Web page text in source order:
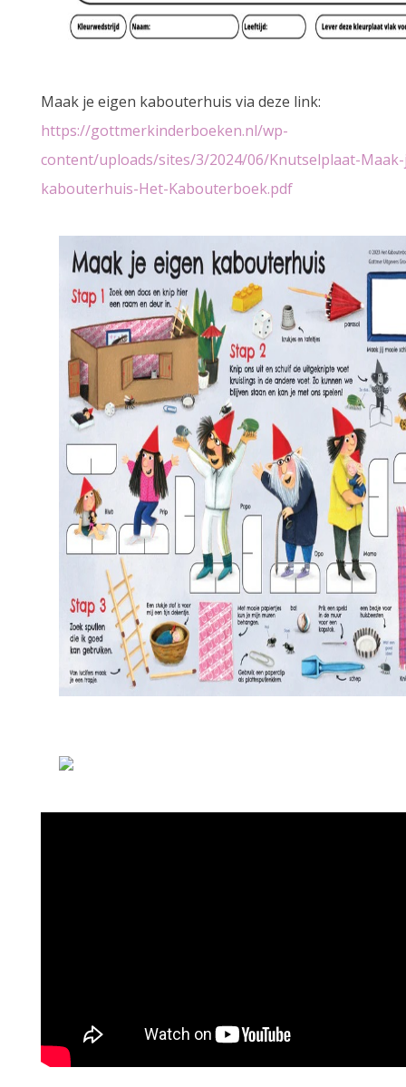
Maak je eigen kabouterhuis via deze link:
https://gottmerkinderboeken.nl/wp-
content/uploads/sites/3/2024/06/Knutselplaat-
kabouterhuis-Het-Kabouterboek.pdf